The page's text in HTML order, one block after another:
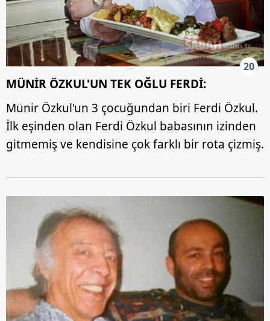
20
MÜNİR ÖZKUL'UN TEK OĞLU FERDİ:
Münir Özkul'un 3 çocuğundan biri Ferdi Özkul.
İlk eşinden olan Ferdi Özkul babasının izinden
gitmemiş ve kendisine çok farklı bir rota çizmiş.